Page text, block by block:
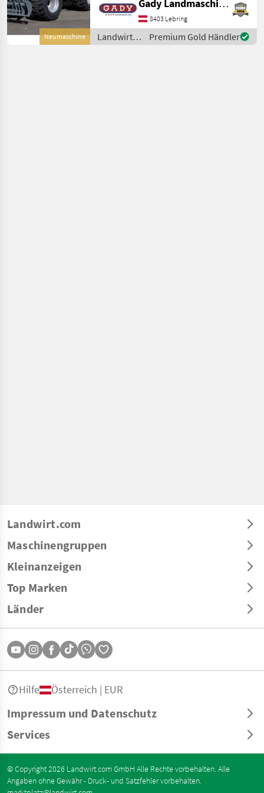
Neumaschine
hydr. Geräteverriegelung
Der G2700 X-TRA HD+ ist die
modernste Maschine der
G2700-Serie. Ausgestattet
Gady Landmaschinen GmbH
8403 Lebring
Landwirtsch.
Motorfahrzeuge
Premium Gold Händler
Landwirt.com
Maschinengruppen
Kleinanzeigen
Top Marken
Länder
Impressum und Datenschutz
Services
Hilfe Österreich | EUR
© Copyright 2026 Landwirt.com GmbH Alle Rechte vorbehalten. Alle
Angaben ohne Gewähr - Druck- und Satzfehler vorbehalten.